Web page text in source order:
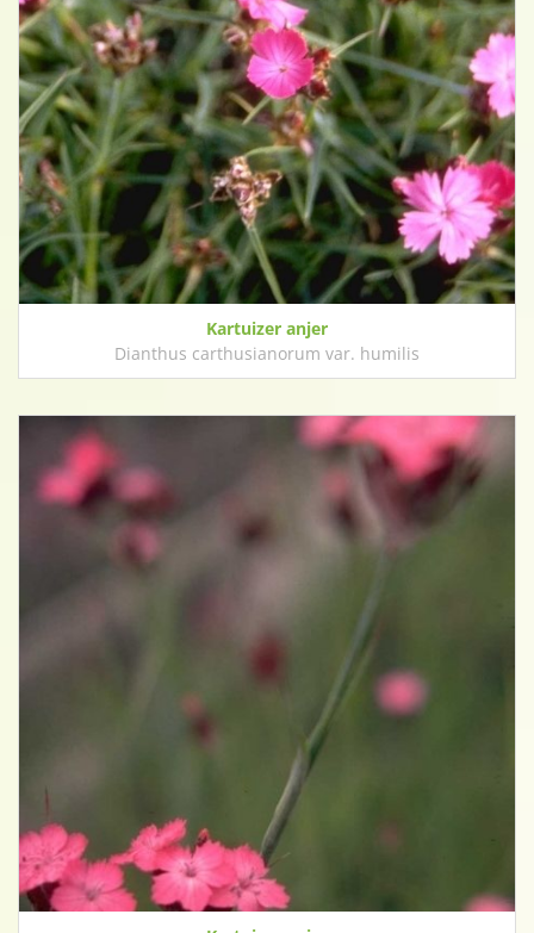
Kartuizer anjer
Dianthus carthusianorum var. humilis